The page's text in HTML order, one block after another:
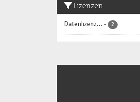
Lizenzen
Datenlizenz... - 2